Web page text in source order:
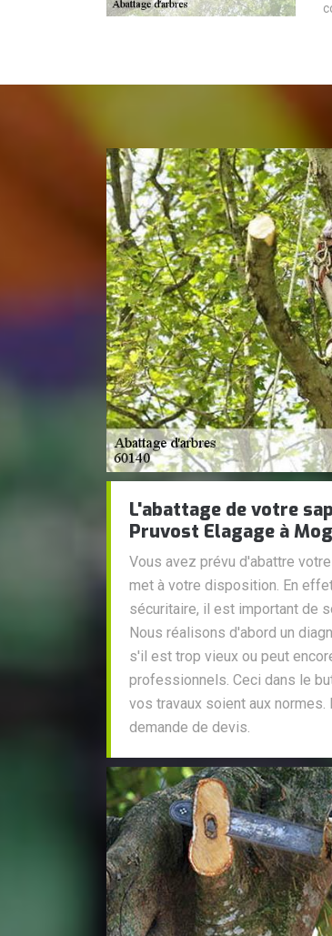
L'abattage de votre
Pruvost Elagage à
Vous avez prévu d'abattre
met à votre disposition. En
sécuritaire, il est important de
Nous réalisons d'abord un
s'il est trop vieux ou peut
professionnels. Ceci dans le
vos travaux soient aux
demande de devis.